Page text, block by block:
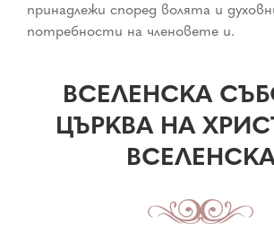
принадлежи според волята и
потребности на членовете и.
ВСЕЛЕНСКА
ЦЪРКВА НА